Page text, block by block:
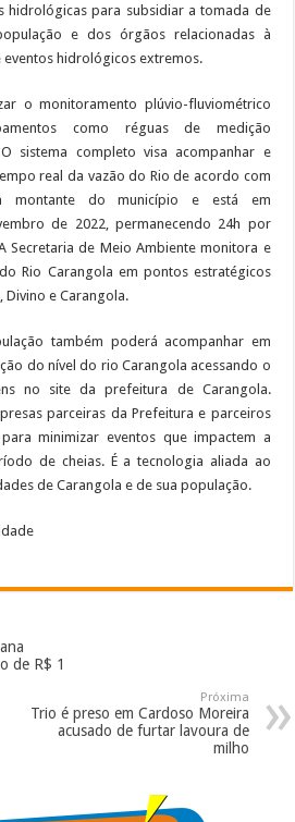
hidrológicas para subsidiar a tomada de
e dos órgãos relacionadas à
hidrológicos extremos.
o monitoramento plúvio-fluviométrico
como réguas de medição
sistema completo visa acompanhar e
real da vazão do Rio de acordo com
montante do município e está em
de 2022, permanecendo 24h por
Secretaria de Meio Ambiente monitora e
Rio Carangola em pontos estratégicos
Divino e Carangola.
também poderá acompanhar em
do nível do rio Carangola acessando o
no site da prefeitura de Carangola.
parceiras da Prefeitura e parceiros
minimizar eventos que impactem a
de cheias. É a tecnologia aliada ao
de Carangola e de sua população.
de R$ 1
Próxima
Trio é preso em Cardoso Moreira
acusado de furtar lavoura de
milho